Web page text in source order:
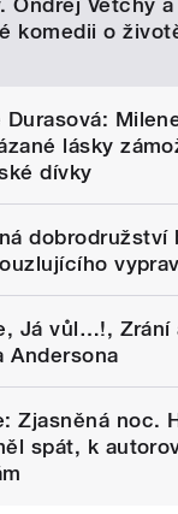
Ondřej Vetchý a
komedii o
Durasová:
lásky
dívky
dobrodružství
Já vůl…!, Zrání
Andersona
Zjasněná noc.
spát, k